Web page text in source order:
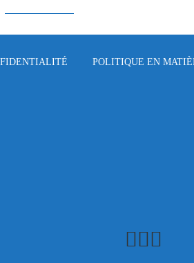
POLITIQUE EN